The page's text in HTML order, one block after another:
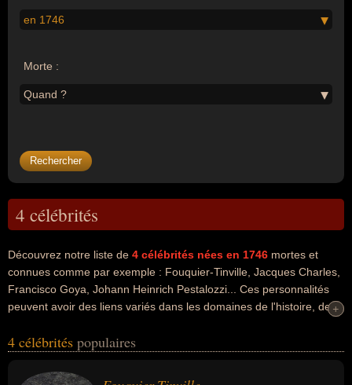
en 1746
Morte :
Quand ?
4 célébrités
Découvrez notre liste de 4 célébrités nées en 1746 mortes et
connues comme par exemple : Fouquier-Tinville, Jacques Charles,
Francisco Goya, Johann Heinrich Pestalozzi... Ces personnalités
peuvent avoir des liens variés dans les domaines de l'histoire, de
peuvent également avoir été homme politique, révolutionnaire,
ou pédagogue. En ce qui concerne leurs nationalités au moment
+
+
4 célébrités populaires